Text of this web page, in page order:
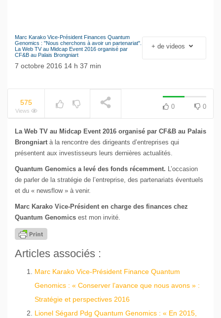
NOW PLAYING
Le séisme industriel
Volkswagen
Marc Karako Vice-Président Finances Quantum
Genomics : "Nous cherchons à avoir un partenariat".
La Web TV au Midcap Event 2016 organisé par
CF&B au Palais Brongniart
7 octobre 2016 14 h 37 min
+ de videos
575
Views
0 0
La Web TV au Midcap Event 2016 organisé par CF&B au Palais
Brongniart à la rencontre des dirigeants d’entreprises qui
présentent aux investisseurs leurs dernières actualités.
Quantum Genomics a levé des fonds récemment. L’occasion
de parler de la stratégie de l’entreprise, des partenariats éventuels
et du « newsflow » à venir.
Marc Karako Vice-Président en charge des finances chez
Quantum Genomics est mon invité.
Articles associés :
Marc Karako Vice-Président Finance Quantum
Genomics : « Conserver l’avance que nous avons » :
Stratégie et perspectives 2016
Lionel Ségard Pdg Quantum Genomics : « En 2015,